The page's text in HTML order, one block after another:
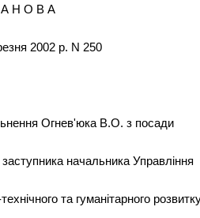
Н О В А
2002 р. N 250
Огнев'юка В.О. з посади
начальника Управління
та гуманітарного